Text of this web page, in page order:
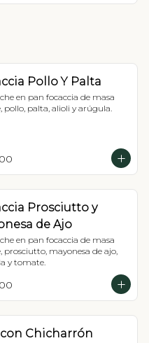
Pollo Y Palta
en pan focaccia de masa
pollo, palta, alioli y arúgula.
Prosciutto y
de Ajo
en pan focaccia de masa
prosciutto, mayonesa de ajo,
y tomate.
Chicharrón